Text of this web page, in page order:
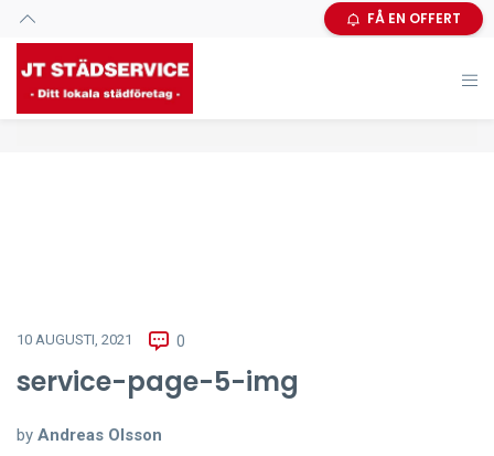
FÅ EN OFFERT
10 AUGUSTI, 2021 0
service-page-5-img
by Andreas Olsson